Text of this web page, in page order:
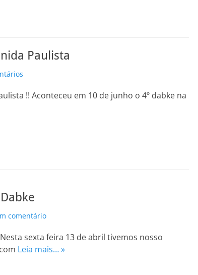
Paulista
!! Aconteceu em 10 de junho o 4º dabke na
comentário
sexta feira 13 de abril tivemos nosso
Leia mais… »